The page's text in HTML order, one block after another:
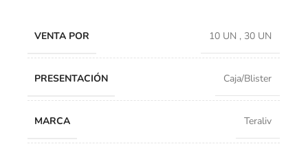
VENTA POR 10 UN , 30 UN
PRESENTACIÓN Caja/Blister
MARCA Teraliv